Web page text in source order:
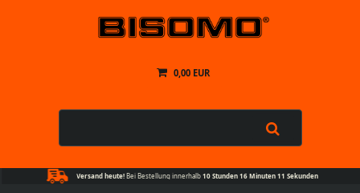
0,00 EUR
Versand heute!Bei Bestellung innerhalb10 Stunden 16 Minuten 10 Sekunden